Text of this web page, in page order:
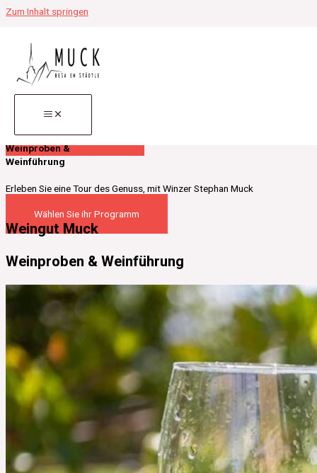
Zum Inhalt springen
Weinproben &
Weinführung
Tauchen Sie ein in die faszinierende Welt des Weins, während wir Sie
durch unsere handverlesenen Eigenbauweine führen.
Zu den Weinproben
Weinproben &
Weinführung
Erleben Sie eine Tour des Genuss, mit Winzer Stephan Muck
Wählen Sie ihr Programm
Weingut Muck
Weinproben & Weinführung